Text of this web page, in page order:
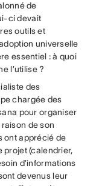
de
ci devait
outils et
universelle
essentiel : à quoi
l’utilise ?
des
chargée des
pour organiser
de son
ont apprécié de
projet (calendrier,
d’informations
devenus leur